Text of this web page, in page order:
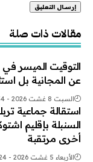
مقالات ذات صلة
التوقيت الميسر
عن المجانية بل
السبت 8 غشت 2026 - 20:54
استقالة جماعية
السنبلة بإقليم
أخرى مرتقبة
الأربعاء 5 غشت 2026 - 23:24